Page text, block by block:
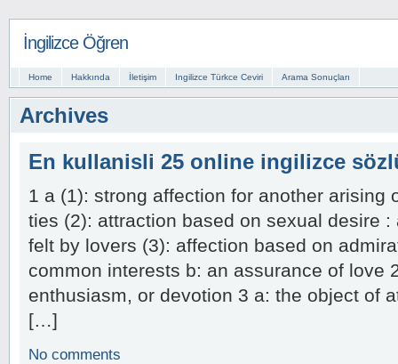
İngilizce Öğren
Home Hakkında İletişim Ingilizce Türkce Ceviri Arama Sonuçları
Archives
En kullanisli 25 online ingilizce
1 a (1): strong affection for another arising
ties (2): attraction based on sexual desire
felt by lovers (3): affection based on
common interests b: an assurance of love
enthusiasm, or devotion 3 a: the object of
[…]
No comments